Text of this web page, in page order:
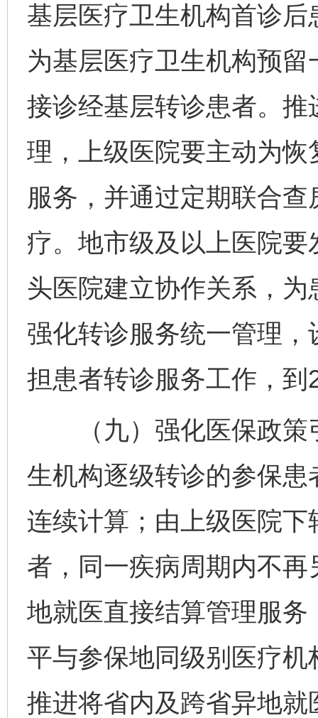
基层医疗卫生机构首诊
为基层医疗卫生机构预
接诊经基层转诊患者。
理，上级医院要主动为
服务，并通过定期联合
疗。地市级及以上医院
头医院建立协作关系，
强化转诊服务统一管理
担患者转诊服务工作，
（九）强化医保政策
生机构逐级转诊的参保
连续计算；由上级医院
者，同一疾病周期内不
地就医直接结算管理服
平与参保地同级别医疗
推进将省内及跨省异地